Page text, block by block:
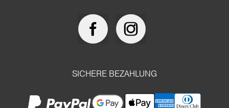
SICHERE BEZAHLUNG